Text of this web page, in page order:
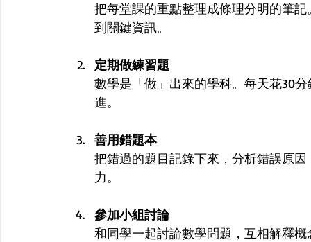
把每堂課的重點整理成條理分明的筆
到關鍵資訊。
定期做練習題
數學是「做」出來的學科。每天花30
進。
善用錯題本
把錯過的題目記錄下來，分析錯誤原
力。
參加小組討論
和同學一起討論數學問題，互相解釋